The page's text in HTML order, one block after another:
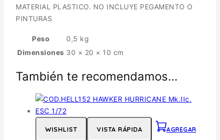
MATERIAL PLASTICO. NO INCLUYE PEGAMENTO O
PINTURAS
Peso
0,5 kg
Dimensiones 30 × 20 × 10 cm
También te recomendamos…
WISHLIST VISTA RÁPIDA AGREGAR